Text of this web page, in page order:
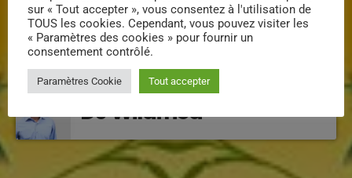
Klarys
DJ Wildfried
sur « Tout accepter », vous consentez à l'utilisation de
TOUS les cookies. Cependant, vous pouvez visiter les
« Paramètres des cookies » pour fournir un
consentement contrôlé.
Paramètres Cookie Tout accepter